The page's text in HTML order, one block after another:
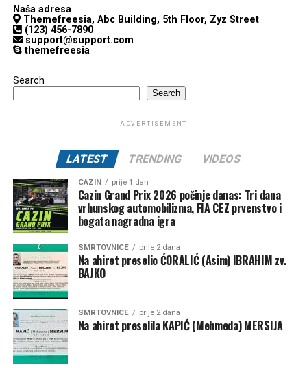
Naša adresa
Themefreesia, Abc Building, 5th Floor, Zyz Street
(123) 456-7890
support@support.com
themefreesia
Search
Search
ADVERTISEMENT
LATEST TRENDING VIDEOS
CAZIN prije 1 dan
Cazin Grand Prix 2026 počinje danas: Tri dana
vrhunskog automobilizma, FIA CEZ prvenstvo i
bogata nagradna igra
SMRTOVNICE prije 2 dana
Na ahiret preselio ĆORALIĆ (Asim) IBRAHIM zv.
BAJKO
SMRTOVNICE prije 2 dana
Na ahiret preselila KAPIĆ (Mehmeda) MERSIJA